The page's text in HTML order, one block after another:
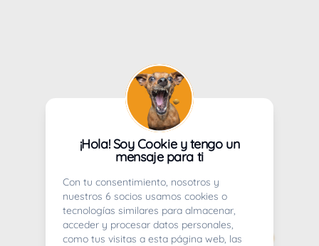
¡Hola! Soy Cookie y tengo un
mensaje para ti
Con tu consentimiento, nosotros y
nuestros 6 socios usamos cookies o
tecnologías similares para almacenar,
acceder y procesar datos personales,
como tus visitas a esta página web, las